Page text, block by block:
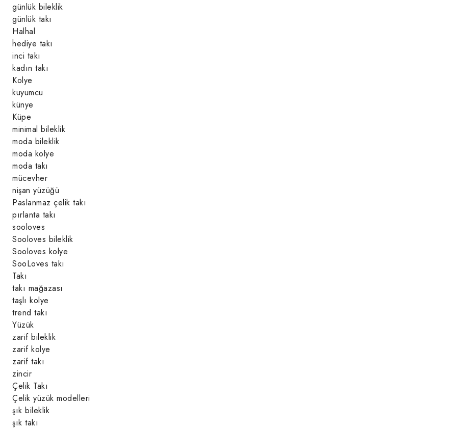
günlük bileklik
günlük takı
Halhal
hediye takı
inci takı
kadın takı
Kolye
kuyumcu
künye
Küpe
minimal bileklik
moda bileklik
moda kolye
moda takı
mücevher
nişan yüzüğü
Paslanmaz çelik takı
pırlanta takı
sooloves
Sooloves bileklik
Sooloves kolye
SooLoves takı
Takı
takı mağazası
taşlı kolye
trend takı
Yüzük
zarif bileklik
zarif kolye
zarif takı
zincir
Çelik Takı
Çelik yüzük modelleri
şık bileklik
şık takı